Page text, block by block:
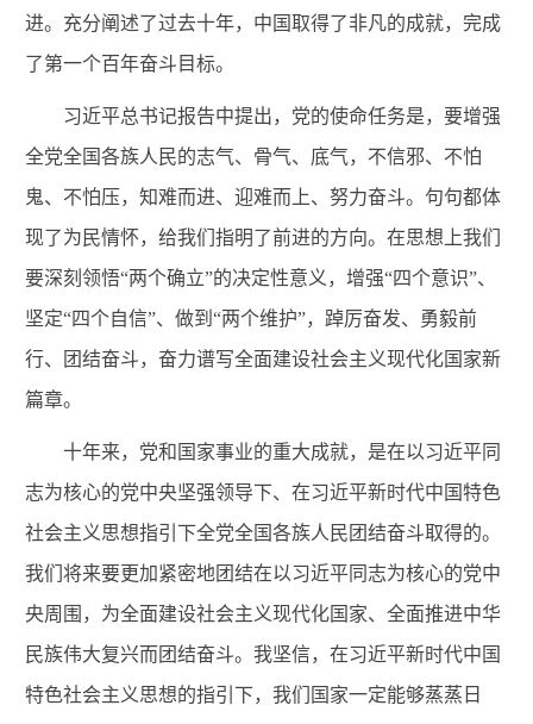
进。 充分阐述了过去十年，中国取得了非凡的成就，完成
了第一个百年奋斗目标。
习近平总书记报告中提出，党的使命任务是，要增强
全党全国各族人民的志气、骨气、底气，不信邪、不怕
鬼、不怕压，知难而进、迎难而上、努力奋斗。句句都体
现了为民情怀，给我们指明了前进的方向。 在思想上我们
要深刻领悟“两个确立”的决定性意义，增强“四个意识”、
坚定“四个自信”、做到“两个维护”，踔厉奋发、勇毅前
行、团结奋斗，奋力谱写全面建设社会主义现代化国家新
篇章。
十年来，党和国家事业的重大成就，是在以习近平同
志为核心的党中央坚强领导下、在习近平新时代中国特色
社会主义思想指引下全党全国各族人民团结奋斗取得的。
我们将来要更加紧密地团结在以习近平同志为核心的党中
央周围，为全面建设社会主义现代化国家、全面推进中华
民族伟大复兴而团结奋斗。我坚信，在习近平新时代中国
特色社会主义思想的指引下，我们国家一定能够蒸蒸日